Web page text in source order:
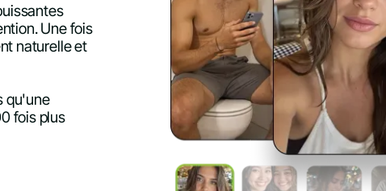
Une fois
naturelle et
qu'une
fois plus